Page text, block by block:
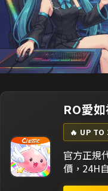
RO愛
🔥 UP TO
官方正規
價，24H